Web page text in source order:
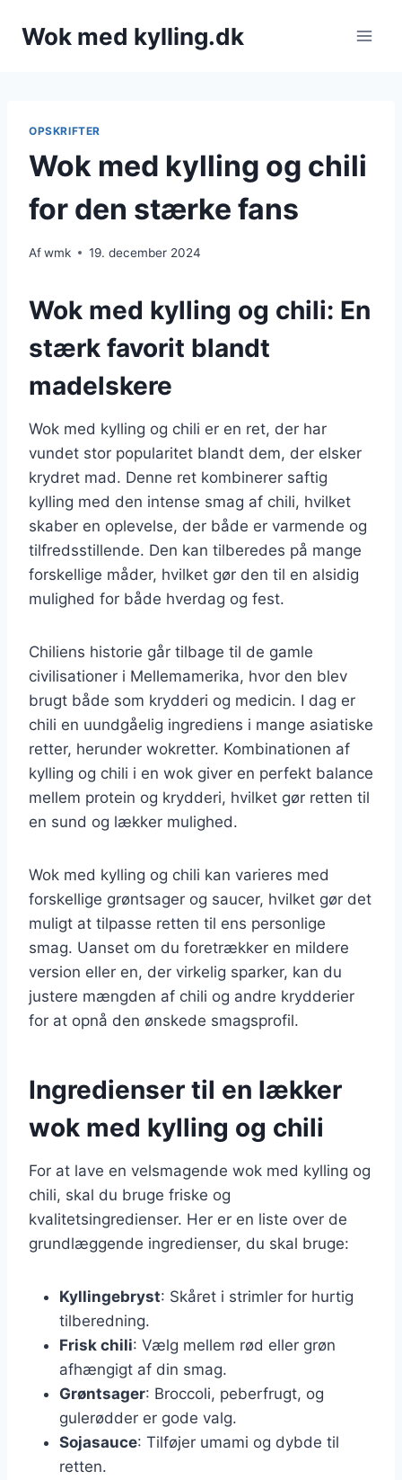
Wok med kylling.dk
OPSKRIFTER
Wok med kylling og chili
for den stærke fans
Afwmk 19. december 2024
Wok med kylling og chili: En
stærk favorit blandt
madelskere
Wok med kylling og chili er en ret, der har
vundet stor popularitet blandt dem, der elsker
krydret mad. Denne ret kombinerer saftig
kylling med den intense smag af chili, hvilket
skaber en oplevelse, der både er varmende og
tilfredsstillende. Den kan tilberedes på mange
forskellige måder, hvilket gør den til en alsidig
mulighed for både hverdag og fest.
Chiliens historie går tilbage til de gamle
civilisationer i Mellemamerika, hvor den blev
brugt både som krydderi og medicin. I dag er
chili en uundgåelig ingrediens i mange asiatiske
retter, herunder wokretter. Kombinationen af
kylling og chili i en wok giver en perfekt balance
mellem protein og krydderi, hvilket gør retten til
en sund og lækker mulighed.
Wok med kylling og chili kan varieres med
forskellige grøntsager og saucer, hvilket gør det
muligt at tilpasse retten til ens personlige
smag. Uanset om du foretrækker en mildere
version eller en, der virkelig sparker, kan du
justere mængden af chili og andre krydderier
for at opnå den ønskede smagsprofil.
Ingredienser til en lækker
wok med kylling og chili
For at lave en velsmagende wok med kylling og
chili, skal du bruge friske og
kvalitetsingredienser. Her er en liste over de
grundlæggende ingredienser, du skal bruge:
Kyllingebryst: Skåret i strimler for hurtig
tilberedning.
Frisk chili: Vælg mellem rød eller grøn
afhængigt af din smag.
Grøntsager: Broccoli, peberfrugt, og
gulerødder er gode valg.
Sojasauce: Tilføjer umami og dybde til
retten.